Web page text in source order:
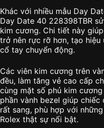
Khác với nhiều mẫu Day
Day Date 40 228398TBR
kim cương. Chi tiết này
trở nên rực rỡ hơn, tạo hiệu
cổ tay chuyển động.
Các viên kim cương trên
đều, làm tăng vẻ cao cấp
cùng mặt số phủ kim
phần vành bezel giúp
rất sang, phù hợp với
Rolex thật sự nổi bật.